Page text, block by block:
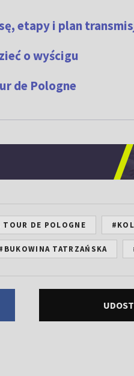
etapy i plan
o wyścigu
de Pologne
DE POLOGNE
TATRZAŃSKA